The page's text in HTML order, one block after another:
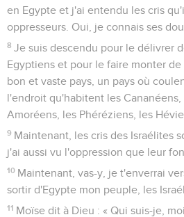
en Egypte et j'ai entendu les cris
oppresseurs. Oui, je connais ses
8 Je suis descendu pour le délivrer
Egyptiens et pour le faire monter de
bon et vaste pays, un pays où
l'endroit qu'habitent les
Amoréens, les Phéréziens, les
9 Maintenant, les cris des Israélites
j'ai aussi vu l'oppression que leur
10 Maintenant, vas-y, je t'enverrai
sortir d'Egypte mon peuple, les
11 Moïse dit à Dieu : « Qui suis-je,